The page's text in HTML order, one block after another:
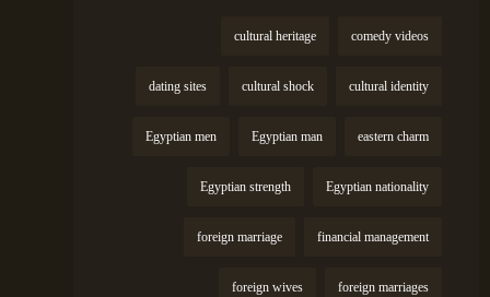
comedy videos
cultural heritage
cultural identity
cultural shock
dating sites
eastern charm
Egyptian man
Egyptian men
Egyptian nationality
Egyptian strength
financial management
foreign marriage
foreign marriages
foreign wives